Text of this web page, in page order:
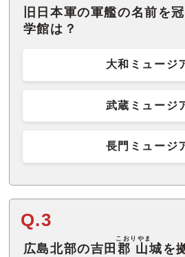
旧日本軍の軍艦の名前を
学館は？
大和ミュージ
武蔵ミュージ
長門ミュージ
Q.3
広島北部の吉田 郡山
こおりやま
城を